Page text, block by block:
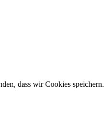
dass wir Cookies speichern.